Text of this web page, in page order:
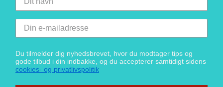
Du tilmelder dig nyhedsbrevet, hvor du modtager tips og
gode tilbud i din indbakke, og du accepterer samtidigt sidens
cookies- og privatlivspolitik